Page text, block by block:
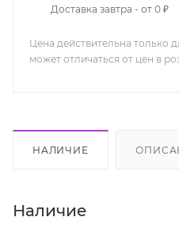
Доставка завтра - от 0 ₽
Цена действительна только
может отличаться от цен в
НАЛИЧИЕ
Наличие